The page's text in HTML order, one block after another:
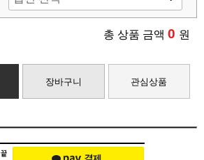
총 상품 금액 0 원
장바구니 관심상품